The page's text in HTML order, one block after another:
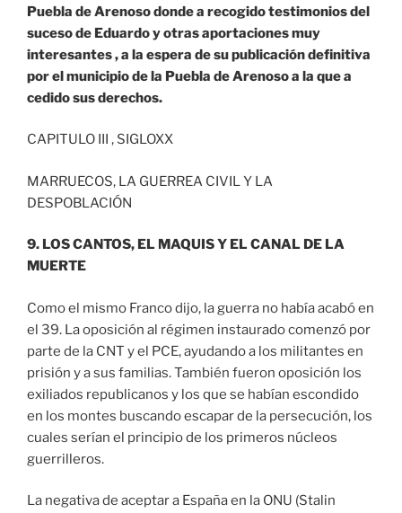
Puebla de Arenoso donde a recogido testimonios del
suceso de Eduardo y otras aportaciones muy
interesantes , a la espera de su publicación definitiva
por el municipio de la Puebla de Arenoso a la que a
cedido sus derechos.
CAPITULO III , SIGLOXX
MARRUECOS, LA GUERREA CIVIL Y LA
DESPOBLACIÓN
9. LOS CANTOS, EL MAQUIS Y EL CANAL DE LA
MUERTE
Como el mismo Franco dijo, la guerra no había acabó en
el 39. La oposición al régimen instaurado comenzó por
parte de la CNT y el PCE, ayudando a los militantes en
prisión y a sus familias. También fueron oposición los
exiliados republicanos y los que se habían escondido
en los montes buscando escapar de la persecución, los
cuales serían el principio de los primeros núcleos
guerrilleros.
La negativa de aceptar a España en la ONU (Stalin